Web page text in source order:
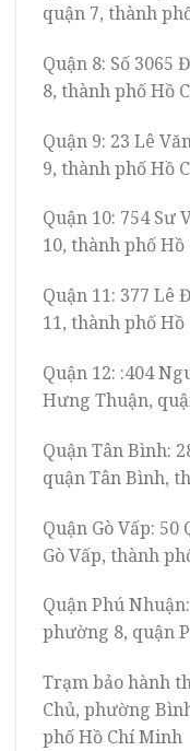
quận 7, thành
Quận 8: Số 3065
8, thành phố Hồ
Quận 9: 23 Lê
9, thành phố Hồ
Quận 10: 754 Sư
10, thành phố
Quận 11: 377 Lê
11, thành phố
Quận 12: :404
Hưng Thuận,
Quận Tân Bình:
quận Tân Bình,
Quận Gò Vấp:
Gò Vấp, thành
Quận Phú
phường 8, quận
Trạm bảo hành
Chủ, phường
phố Hồ Chí Minh